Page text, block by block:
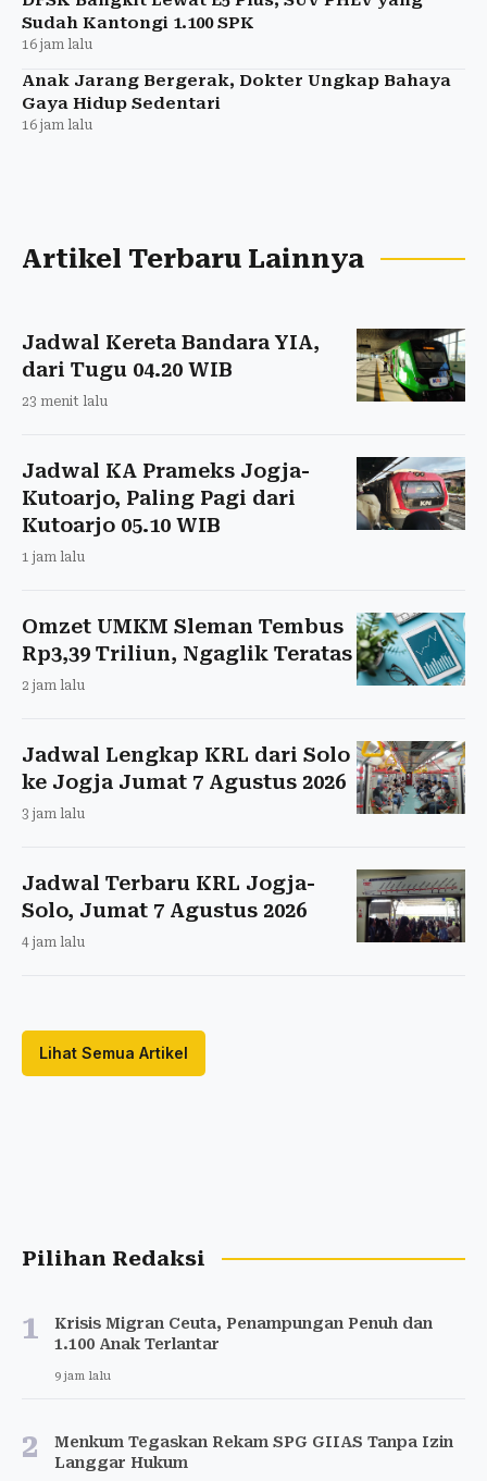
Sudah Kantongi 1.100 SPK
16 jam lalu
Anak Jarang Bergerak, Dokter Ungkap Bahaya
Gaya Hidup Sedentari
16 jam lalu
Artikel Terbaru Lainnya
Jadwal Kereta Bandara YIA,
dari Tugu 04.20 WIB
23 menit lalu
Jadwal KA Prameks Jogja-
Kutoarjo, Paling Pagi dari
Kutoarjo 05.10 WIB
1 jam lalu
Omzet UMKM Sleman Tembus
Rp3,39 Triliun, Ngaglik Teratas
2 jam lalu
Jadwal Lengkap KRL dari Solo
ke Jogja Jumat 7 Agustus 2026
3 jam lalu
Jadwal Terbaru KRL Jogja-
Solo, Jumat 7 Agustus 2026
4 jam lalu
Lihat Semua Artikel
Pilihan Redaksi
1
Krisis Migran Ceuta, Penampungan Penuh dan
1.100 Anak Terlantar
9 jam lalu
2
Menkum Tegaskan Rekam SPG GIIAS Tanpa Izin
Langgar Hukum